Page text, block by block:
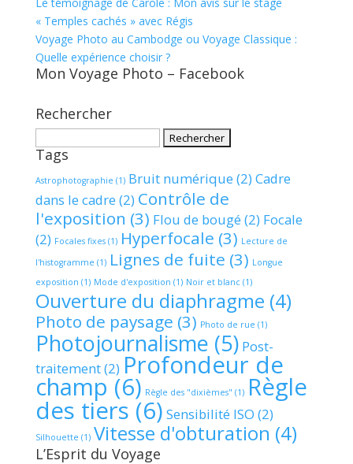
« Temples cachés » avec Régis
Voyage Photo au Cambodge ou Voyage Classique :
Quelle expérience choisir ?
Mon Voyage Photo – Facebook
Rechercher
Tags
Astrophotographie (1) Bruit numérique (2) Cadre
dans le cadre (2) Contrôle de
l'exposition (3) Flou de bougé (2) Focale
(2) Focales fixes(1) Hyperfocale (3) Lecture de
l'histogramme (1) Lignes de fuite (3) Longue
exposition (1) Mode d'exposition (1) Noir et blanc (1)
Ouverture du diaphragme (4)
Photo de paysage (3) Photo de rue (1)
Photojournalisme (5) Post-
traitement(2) Profondeur de
champ (6) Règle des "dixièmes" (1) Règle
des tiers (6) Sensibilité ISO (2)
Silhouette (1) Vitesse d'obturation (4)
L’Esprit du Voyage